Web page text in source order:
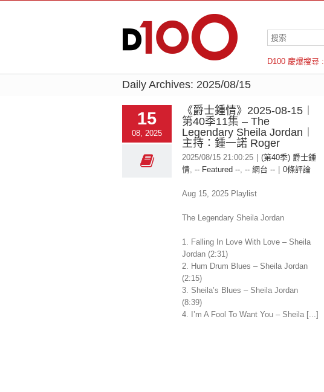
D100 慶爆搜尋 :
羅倫斯
Daily Archives: 2025/08/15
15
08, 2025
《爵士鍾情》2025-08-15︱
第40季11集 – The
Legendary Sheila Jordan︱
主持：鍾一諾 Roger
2025/08/15 21:00:25
(第40季) 爵士鍾
情, -- Featured --, -- 網台 -- 0條評論
Aug 15, 2025 Playlist
The Legendary Sheila Jordan
1. Falling In Love With Love – Sheila
Jordan (2:31)
2. Hum Drum Blues – Sheila Jordan
(2:15)
3. Sheila’s Blues – Sheila Jordan
(8:39)
4. I’m A Fool To Want You – Sheila [...]